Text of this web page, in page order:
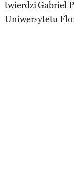
twierdzi Gabriel
Uniwersytetu